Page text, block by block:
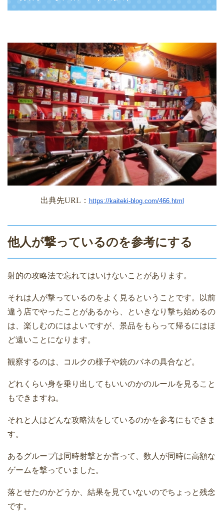
出典先URL ： https://kaiteki-blog.com/466.html
他人が撃っているのを参考にする
射的の攻略法で忘れてはいけないことがあります。
それは人が撃っているのをよく見るということです。以前
違う店でやったことがあるから、といきなり撃ち始めるの
は、楽しむのにはよいですが、景品をもらって帰るにはほ
ど遠いことになります。
観察するのは、コルクの様子や銃のバネの具合など。
どれくらい身を乗り出してもいいのかのルールを見ること
もできますね。
それと人はどんな攻略法をしているのかを参考にもできま
す。
あるグループは同時射撃とか言って、数人が同時に高額な
ゲームを撃っていました。
落とせたのかどうか、結果を見ていないのでちょっと残念
です。